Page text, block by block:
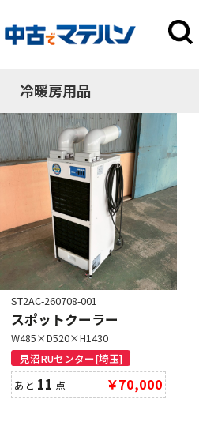
冷暖房用品
ST2AC-260708-001
スポットクーラー
W485×D520×H1430
見沼RUセンター[埼玉]
あと 11 点 ￥70,000
絞り込み条件
サブカテゴリ
在庫場所
群馬
埼玉 愛知